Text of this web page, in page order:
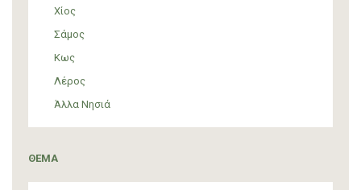
Χίος
Σάμος
Κως
Λέρος
Άλλα Νησιά
ΘΕΜΑ